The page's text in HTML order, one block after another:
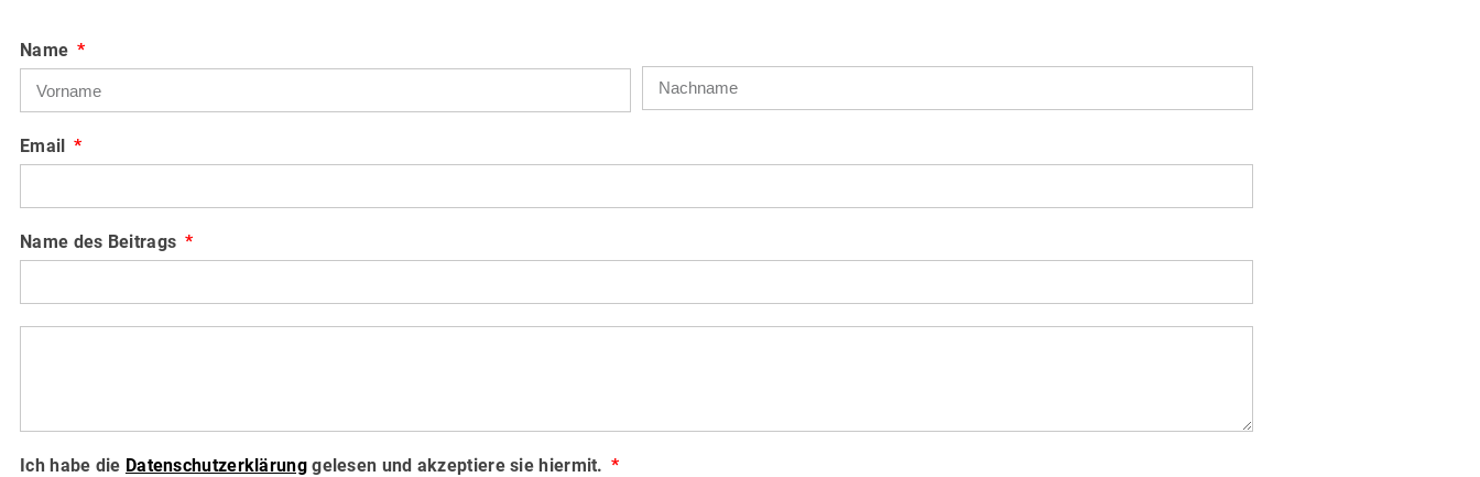
Name
Email
Name des Beitrags
Ich habe die Datenschutzerklärunggelesen und akzeptiere sie hiermit.